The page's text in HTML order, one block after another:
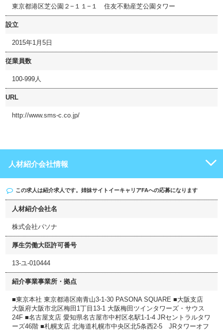
東京都港区芝公園２−１１−１ 住友不動産芝公園タワー
設立
2015年1月5日
従業員数
100-999人
URL
http://www.sms-c.co.jp/
人材紹介会社情報
この求人は紹介求人です。姉妹サイト イーキャリアFAへの応募になります
人材紹介会社名
株式会社パソナ
厚生労働大臣許可番号
13-ユ-010444
紹介事業事業所・拠点
■東京本社 東京都港区南青山3-1-30 PASONA SQUARE ■大阪支店
大阪府大阪市北区梅田1丁目13-1 大阪梅田ツインタワーズ・サウス
24F ■名古屋支店 愛知県名古屋市中村区名駅1-1-4 JRセントラルタワ
ーズ46階 ■札幌支店 北海道札幌市中央区北5条西2-5 JRタワーオフ